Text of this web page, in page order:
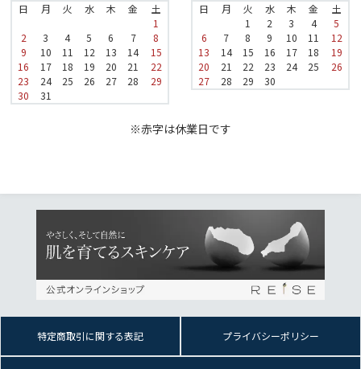
日
月 火 水 木 金
土
1
2
3 4 5 6 7
8
9
10 11 12 13 14
15
16
17 18 19 20 21
22
23
24 25 26 27 28
29
30
31
日
月 火 水 木 金
土
1
2 3 4
5
6
7 8 9 10 11
12
13
14 15 16 17 18
19
20
21 22 23 24 25
26
27
28 29 30
※赤字は休業日です
特定商取引に関する表記 プライバシーポリシー